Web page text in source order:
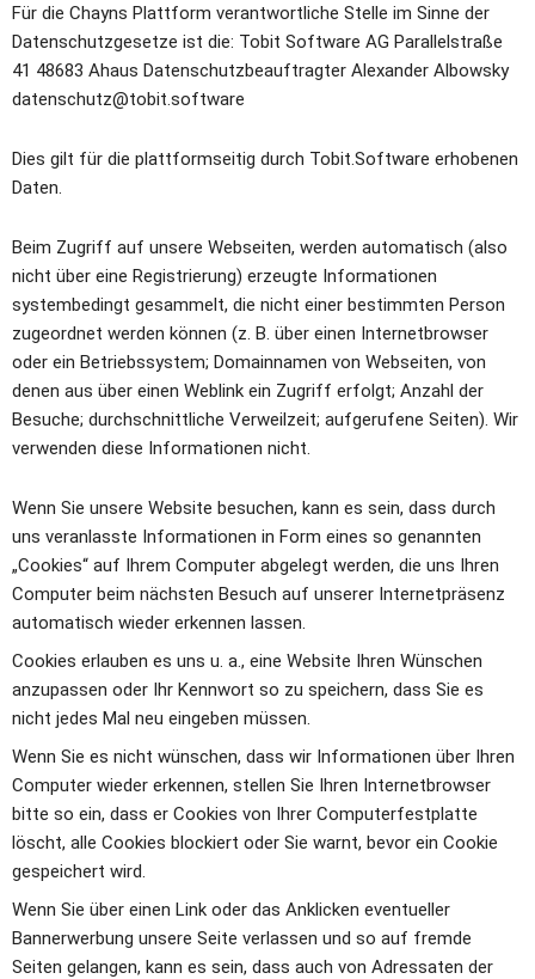
Für die Chayns Plattform verantwortliche Stelle im Sinne der
Datenschutzgesetze ist die: Tobit Software AG Parallelstraße
41 48683 Ahaus Datenschutzbeauftragter Alexander Albowsky
datenschutz@tobit.software
Dies gilt für die plattformseitig durch Tobit.Software erhobenen
Daten.
Beim Zugriff auf unsere Webseiten, werden automatisch (also
nicht über eine Registrierung) erzeugte Informationen
systembedingt gesammelt, die nicht einer bestimmten Person
zugeordnet werden können (z. B. über einen Internetbrowser
oder ein Betriebssystem; Domainnamen von Webseiten, von
denen aus über einen Weblink ein Zugriff erfolgt; Anzahl der
Besuche; durchschnittliche Verweilzeit; aufgerufene Seiten). Wir
verwenden diese Informationen nicht.
Wenn Sie unsere Website besuchen, kann es sein, dass durch
uns veranlasste Informationen in Form eines so genannten
„Cookies“ auf Ihrem Computer abgelegt werden, die uns Ihren
Computer beim nächsten Besuch auf unserer Internetpräsenz
automatisch wieder erkennen lassen.
Cookies erlauben es uns u. a., eine Website Ihren Wünschen
anzupassen oder Ihr Kennwort so zu speichern, dass Sie es
nicht jedes Mal neu eingeben müssen.
Wenn Sie es nicht wünschen, dass wir Informationen über Ihren
Computer wieder erkennen, stellen Sie Ihren Internetbrowser
bitte so ein, dass er Cookies von Ihrer Computerfestplatte
löscht, alle Cookies blockiert oder Sie warnt, bevor ein Cookie
gespeichert wird.
Wenn Sie über einen Link oder das Anklicken eventueller
Bannerwerbung unsere Seite verlassen und so auf fremde
Seiten gelangen, kann es sein, dass auch von Adressaten der